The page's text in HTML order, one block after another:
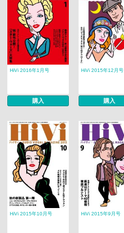
HiVi 2016年1月号
購入
HiVi 2015年12月号
購入
HiVi 2015年10月号 HiVi 2015年9月号